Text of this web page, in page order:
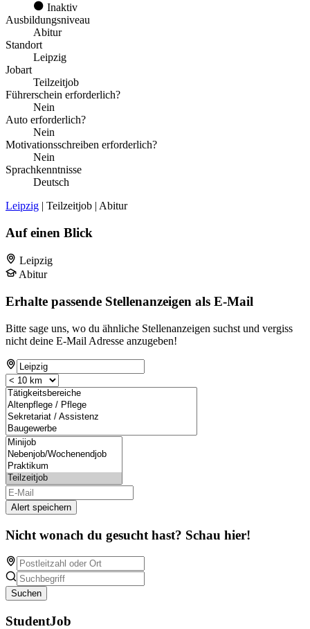
Inaktiv
Ausbildungsniveau
Abitur
Standort
Leipzig
Jobart
Teilzeitjob
Führerschein erforderlich?
Nein
Auto erforderlich?
Nein
Motivationsschreiben erforderlich?
Nein
Sprachkenntnisse
Deutsch
Leipzig | Teilzeitjob | Abitur
Auf einen Blick
Leipzig
Abitur
Erhalte passende Stellenanzeigen als E-Mail
Bitte sage uns, wo du ähnliche Stellenanzeigen suchst und vergiss
nicht deine E-Mail Adresse anzugeben!
Alert speichern
Nicht wonach du gesucht hast? Schau hier!
Suchen
StudentJob